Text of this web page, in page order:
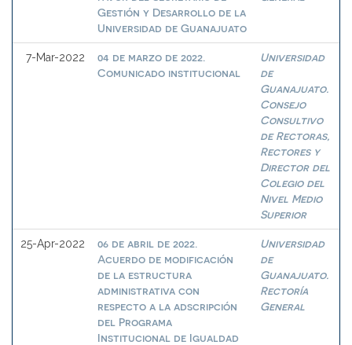
Gestión y Desarrollo de la
Universidad de Guanajuato
7-Mar-2022
04 de marzo de 2022.
Comunicado institucional
Universidad
de
Guanajuato.
Consejo
Consultivo
de Rectoras,
Rectores y
Director del
Colegio del
Nivel Medio
Superior
25-Apr-2022
06 de abril de 2022.
Acuerdo de modificación
de la estructura
administrativa con
respecto a la adscripción
del Programa
Institucional de Igualdad
Universidad
de
Guanajuato.
Rectoría
General